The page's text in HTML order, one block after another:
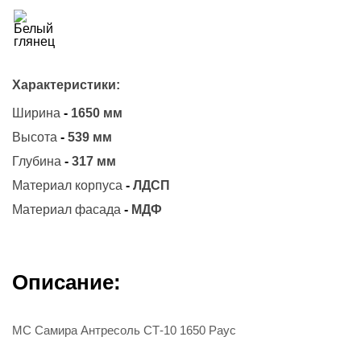
Характеристики:
Ширина - 1650 мм
Высота - 539 мм
Глубина - 317 мм
Материал корпуса - ЛДСП
Материал фасада - МДФ
Описание:
МС Самира Антресоль СТ-10 1650 Раус